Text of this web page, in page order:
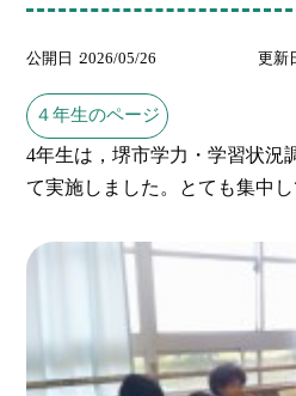
公開日 2026/05/26 更新
４年生のページ
4年生は，堺市学力・学習状況
て実施しました。とても集中し